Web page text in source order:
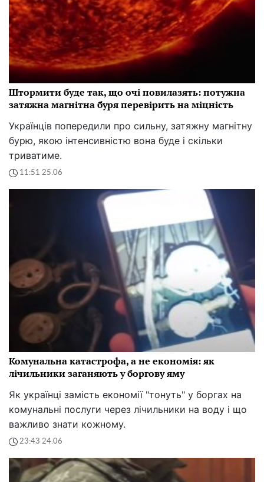
Штормити буде так, що очі повилазять: потужна
затяжна магнітна буря перевірить на міцність
Українців попередили про сильну, затяжну магнітну
бурю, якою інтенсивністю вона буде і скільки
триватиме.
11:51 25.06
Комунальна катастрофа, а не економія: як
лічильники заганяють у боргову яму
Як українці замість економії "тонуть" у боргах на
комунальні послуги через лічильники на воду і що
важливо знати кожному.
23:43 24.06